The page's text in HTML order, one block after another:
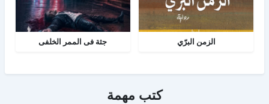
الزمن البرّي جثة فى الممر الخلفى
كتب مهمة